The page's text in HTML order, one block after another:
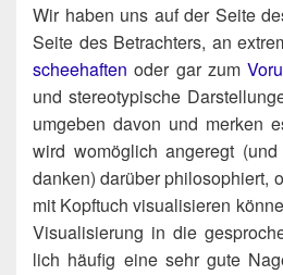
Wir haben uns auf der Sei­te
Sei­te des Betrach­ters, an
schee­haf­ten oder gar zum
und ste­reo­ty­pi­sche
umge­ben davon und mer­ken
wird womög­lich ange­regt
dan­ken) dar­über phi­lo­so­phiert,
mit Kopf­tuch visua­li­sie­ren könne​
Visua­li­sie­rung in die
lich häu­fig eine sehr gute